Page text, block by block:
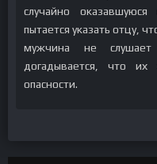
случайно
пытается указать отцу,
мужчина не
догадывается, что
опасности.